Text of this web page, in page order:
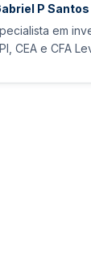
P Santos
em
CEA e CFA